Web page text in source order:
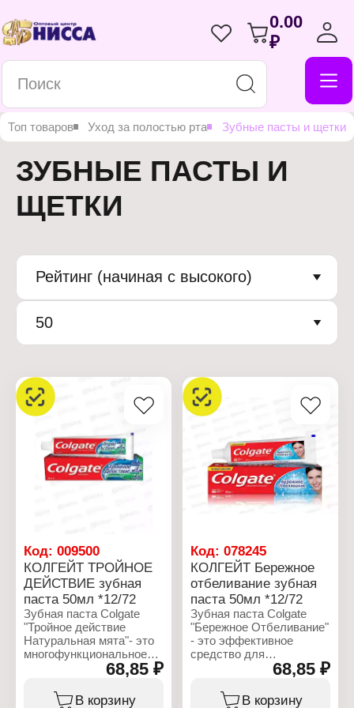
0.00
₽
Топ товаров Уход за полостью рта Зубные пасты и щетки
ЗУБНЫЕ ПАСТЫ И
ЩЕТКИ
Рейтинг (начиная с высокого)
50
Код: 009500
КОЛГЕЙТ ТРОЙНОЕ
ДЕЙСТВИЕ зубная
паста 50мл *12/72
Зубная паста Colgate
"Тройное действие
Натуральная мята"- это
многофункциональное
комплексного ухода за
полостью рта,
68,85 ₽
В корзину
Код:078245
КОЛГЕЙТ Бережное
отбеливание зубная
паста 50мл *12/72
Зубная паста Colgate
"Бережное Отбеливание"
- это эффективное
средство для
ежедневного ухода за
полостью рта, которое
помогает восстановить
68,85 ₽
В корзину